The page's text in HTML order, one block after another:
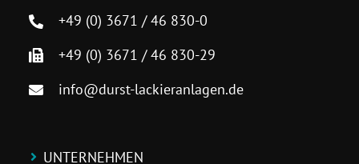
+49 (0) 3671 / 46 830-0
+49 (0) 3671 / 46 830-29
info@durst-lackieranlagen.de
UNTERNEHMEN